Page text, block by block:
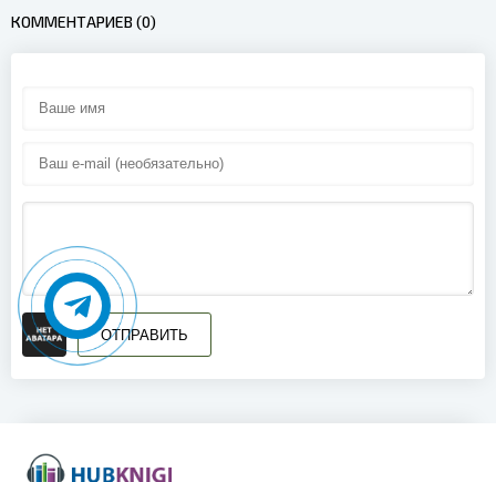
КОММЕНТАРИЕВ (0)
ОТПРАВИТЬ